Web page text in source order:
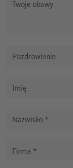
Twoje obawy
Imię
Nazwisko *
Firma *